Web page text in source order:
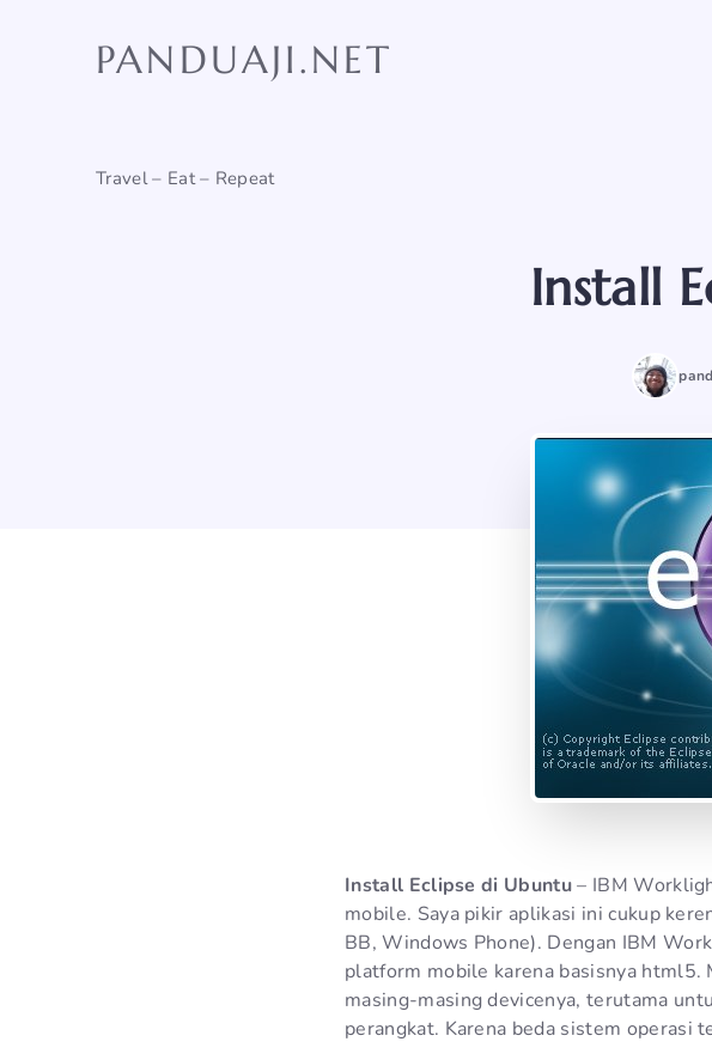
PANDUAJI.NET
Travel – Eat – Repeat
Install
Install Eclipse di Ubuntu– IBM
mobile. Saya pikir aplikasi ini cukup
BB, Windows Phone). Dengan IBM
platform mobile karena basisnya html5.
masing-masing devicenya, terutama
perangkat. Karena beda sistem operasi